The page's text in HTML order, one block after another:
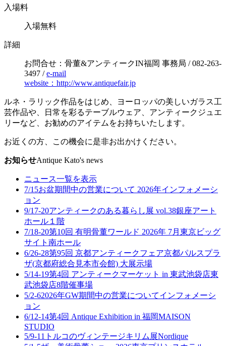
入場料
入場無料
詳細
お問合せ：骨董&アンティークIN福岡 事務局 / 082-263-
3497 /e-mail
website：http://www.antiquefair.jp
ルネ・ラリック作品をはじめ、ヨーロッパの美しいガラス工
芸作品や、日常を彩るテーブルウェア、アンティークジュエ
リーなど、お勧めのアイテムをお持ちいたします。
お近くの方、この機会に是非お出かけください。
お知らせAntique Kato's news
ニュース一覧を表示
7/15お盆期間中の営業について 2026年インフォメーシ
ョン
9/17-20アンティークのある暮らし展 vol.38銀座アート
ホール１階
7/18-20第10回 有明骨董ワールド 2026年 7月 東京ビッグ
サイト南ホール
6/26-28第95回 京都アンティークフェア京都パルスプラ
ザ(京都府総合見本市会館) 大展示場
5/14-19第4回 アンティークマーケット in 東武池袋店東
武池袋店8階催事場
5/2-62026年GW期間中の営業についてインフォメーシ
ョン
6/12-14第4回 Antique Exhibition in 福岡MAISON
STUDIO
5/9-11 トルコのヴィンテージキリム展Nordique